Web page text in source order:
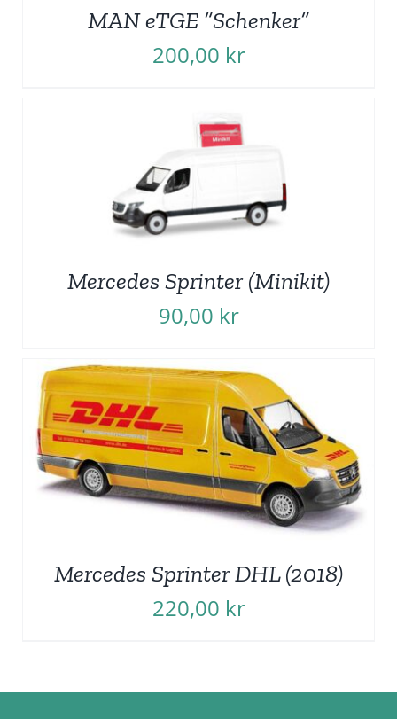
MAN eTGE ”Schenker”
200,00 kr
Mercedes Sprinter (Minikit)
90,00 kr
Mercedes Sprinter DHL (2018)
220,00 kr